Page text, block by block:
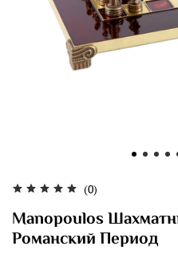
(0)
Manopoulos
Романский Период